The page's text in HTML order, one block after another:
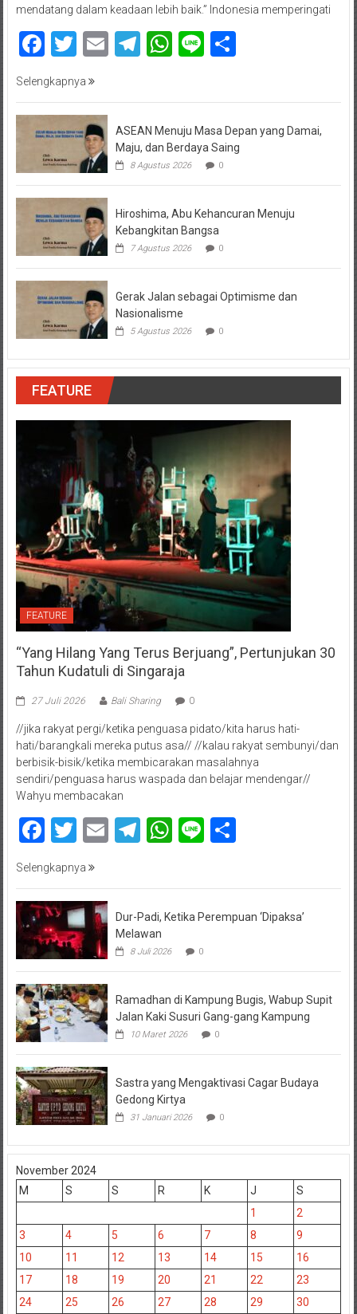
mendatang dalam keadaan lebih baik.” Indonesia memperingati
Facebook
Twitter
EmailTelegram
WhatsApp
LineShare
Selengkapnya
ASEAN Menuju Masa Depan yang Damai,
Maju, dan Berdaya Saing
8 Agustus 2026 0
Hiroshima, Abu Kehancuran Menuju
Kebangkitan Bangsa
7 Agustus 2026 0
Gerak Jalan sebagai Optimisme dan
Nasionalisme
5 Agustus 2026 0
FEATURE
FEATURE
“Yang Hilang Yang Terus Berjuang”, Pertunjukan 30
Tahun Kudatuli di Singaraja
27 Juli 2026 Bali Sharing 0
//jika rakyat pergi/ketika penguasa pidato/kita harus hati-
hati/barangkali mereka putus asa// //kalau rakyat sembunyi/dan
berbisik-bisik/ketika membicarakan masalahnya
sendiri/penguasa harus waspada dan belajar mendengar//
Wahyu membacakan
Facebook
Twitter
EmailTelegram
WhatsApp
LineShare
Selengkapnya
Dur-Padi, Ketika Perempuan ‘Dipaksa’
Melawan
8 Juli 2026 0
Ramadhan di Kampung Bugis, Wabup Supit
Jalan Kaki Susuri Gang-gang Kampung
10 Maret 2026 0
Sastra yang Mengaktivasi Cagar Budaya
Gedong Kirtya
31 Januari 2026 0
November 2024
M
S S R K J
S
1
2
3
4 5 6 7 8
9
10
11 12 13 14 15
16
17
18 19 20 21 22
23
24
25 26 27 28 29 30